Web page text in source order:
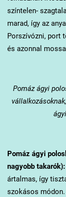
színtelen-
marad, így az
Porszívózni, port
és azonnal
Pomázágyi
Pomázágyi
nagyobb takarók):
ártalmas, így
szokásos